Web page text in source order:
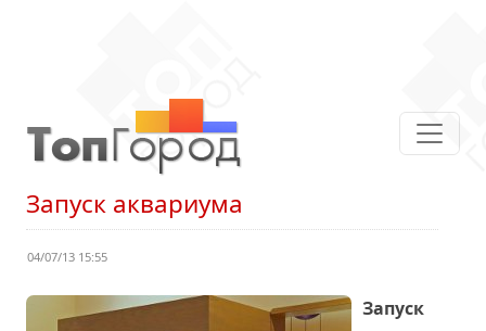
Запуск аквариума
04/07/13 15:55
Запуск